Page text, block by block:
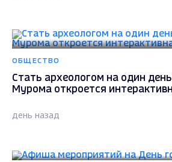
ОБЩЕСТВО
Стать археологом на один
Мурома откроется
день назад